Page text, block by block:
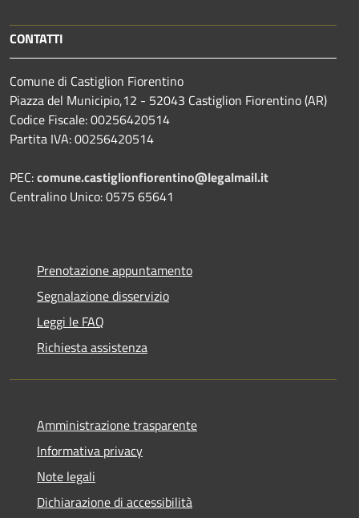
CONTATTI
Comune di Castiglion Fiorentino
Piazza del Municipio,12 - 52043 Castiglion Fiorentino (AR)
Codice Fiscale: 00256420514
Partita IVA: 00256420514
PEC:comune.castiglionfiorentino@legalmail.it
Centralino Unico: 0575 65641
Prenotazione appuntamento
Segnalazione disservizio
Leggi le FAQ
Richiesta assistenza
Amministrazione trasparente
Informativa privacy
Note legali
Dichiarazione di accessibilità